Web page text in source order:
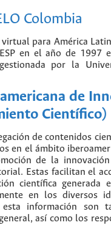
Colombia
para América
en el año de 1997
por la
de
Científico)
de contenidos
en el ámbito
de la
Estas facilitan el
científica generada
en los diversos
información son
así como los